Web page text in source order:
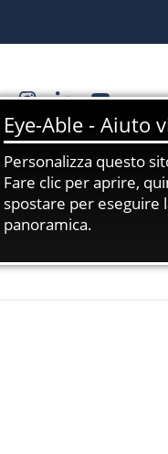
FacebookInstagram
LinkedinYouTube
Sostienici